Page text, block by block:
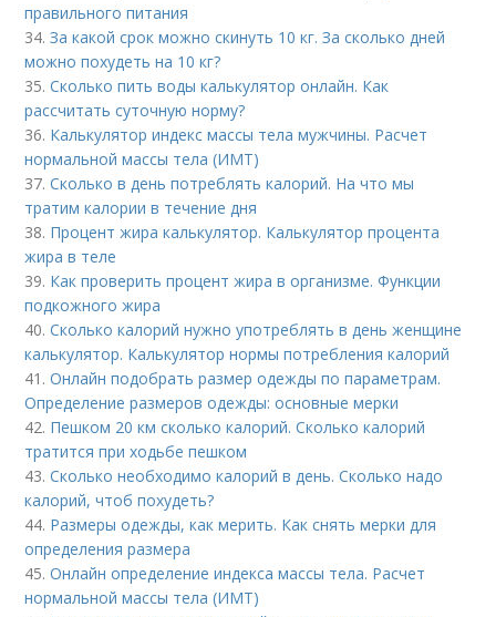
правильного питания
34.За какой срок можно скинуть 10 кг. За сколько дней
можно похудеть на 10 кг?
35.Сколько пить воды калькулятор онлайн. Как
рассчитать суточную норму?
36. Калькулятор индекс массы тела мужчины. Расчет
нормальной массы тела (ИМТ)
37.Сколько в день потреблять калорий. На что мы
тратим калории в течение дня
38. Процент жира калькулятор. Калькулятор процента
жира в теле
39. Как проверить процент жира в организме. Функции
подкожного жира
40.Сколько калорий нужно употреблять в день женщине
калькулятор. Калькулятор нормы потребления калорий
41.Онлайн подобрать размер одежды по параметрам.
Определение размеров одежды: основные мерки
42. Пешком 20 км сколько калорий. Сколько калорий
тратится при ходьбе пешком
43.Сколько необходимо калорий в день. Сколько надо
калорий, чтоб похудеть?
44. Размеры одежды, как мерить. Как снять мерки для
определения размера
45.Онлайн определение индекса массы тела. Расчет
нормальной массы тела (ИМТ)